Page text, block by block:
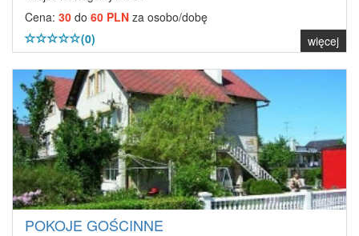
Cena: 30 do 60 PLN za osobo/dobę
(0)
więcej
POKOJE GOŚCINNE